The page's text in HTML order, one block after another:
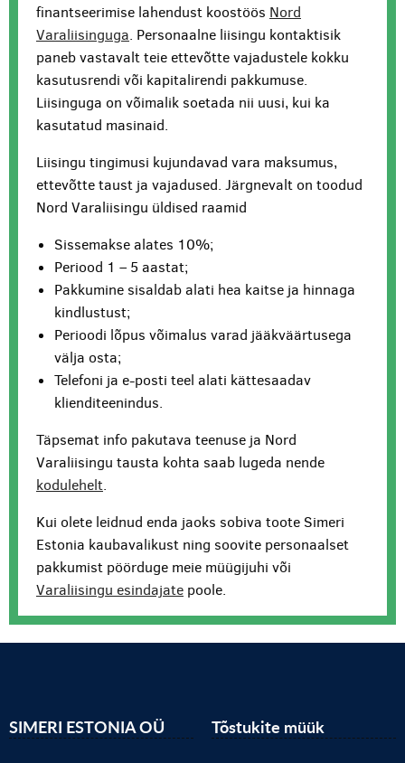
finantseerimise lahendust koostöös Nord
Varaliisinguga. Personaalne liisingu kontaktisik
paneb vastavalt teie ettevõtte vajadustele kokku
kasutusrendi või kapitalirendi pakkumuse.
Liisinguga on võimalik soetada nii uusi, kui ka
kasutatud masinaid.
Liisingu tingimusi kujundavad vara maksumus,
ettevõtte taust ja vajadused. Järgnevalt on toodud
Nord Varaliisingu üldised raamid
Sissemakse alates 10%;
Periood 1 – 5 aastat;
Pakkumine sisaldab alati hea kaitse ja hinnaga
kindlustust;
Perioodi lõpus võimalus varad jääkväärtusega
välja osta;
Telefoni ja e-posti teel alati kättesaadav
klienditeenindus.
Täpsemat info pakutava teenuse ja Nord
Varaliisingu tausta kohta saab lugeda nende
kodulehelt.
Kui olete leidnud enda jaoks sobiva toote Simeri
Estonia kaubavalikust ning soovite personaalset
pakkumist pöörduge meie müügijuhi või
Varaliisingu esindajate poole.
SIMERI ESTONIA OÜ Tõstukite müük